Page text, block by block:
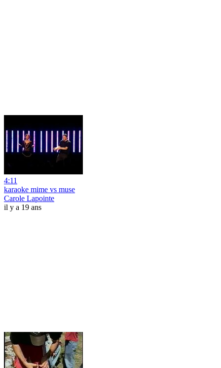
4:11
karaoke mime vs muse
Carole Lapointe
il y a 19 ans